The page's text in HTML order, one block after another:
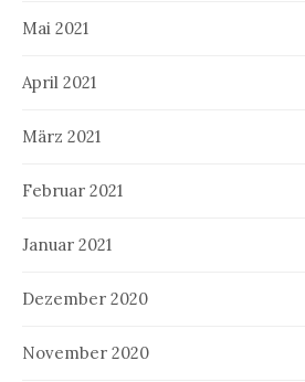
Mai 2021
April 2021
März 2021
Februar 2021
Januar 2021
Dezember 2020
November 2020